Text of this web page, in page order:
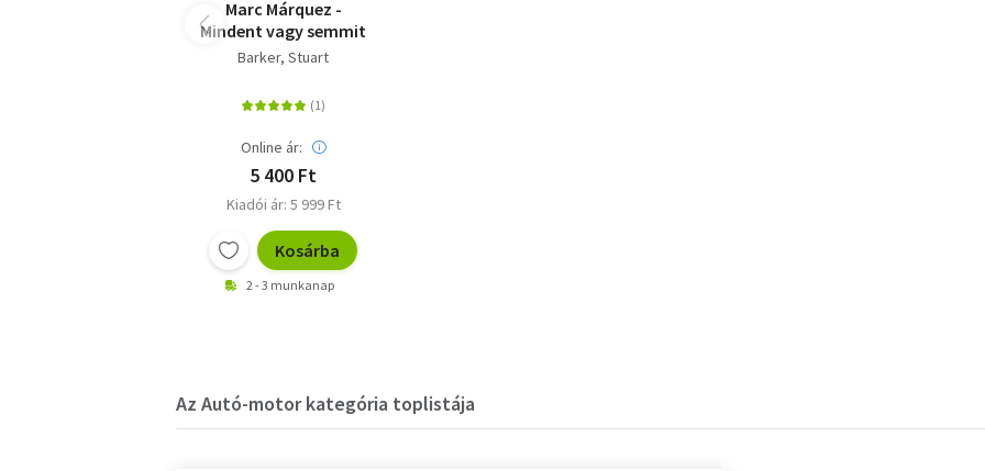
Marc Márquez -
Mindent vagy semmit
Barker, Stuart
Online ár:
5 400 Ft
Kiadói ár: 5 999 Ft
Kosárba
2 - 3 munkanap
Az Autó-motor kategória toplistája